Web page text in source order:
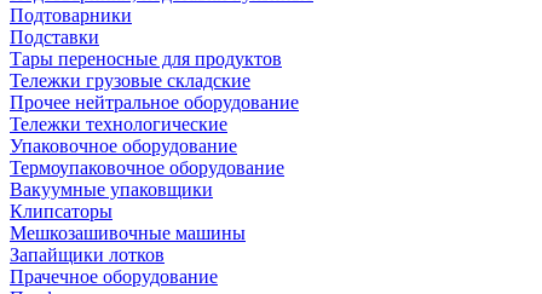
Подтоварники
Подставки
Тары переносные для продуктов
Тележки грузовые складские
Прочее нейтральное оборудование
Тележки технологические
Упаковочное оборудование
Термоупаковочное оборудование
Вакуумные упаковщики
Клипсаторы
Мешкозашивочные машины
Запайщики лотков
Прачечное оборудование